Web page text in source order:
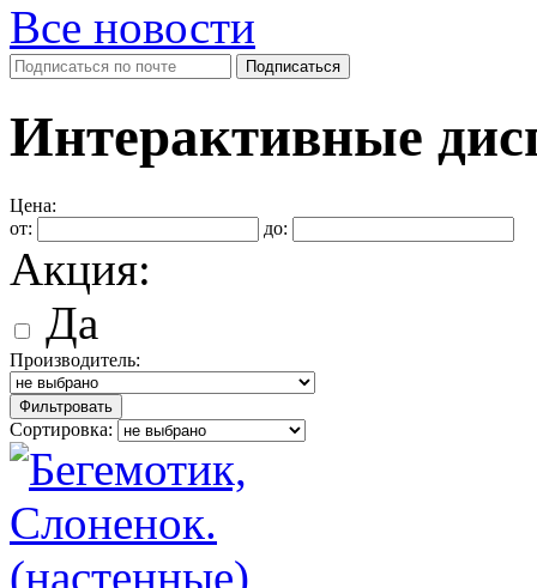
Все новости
Интерактивные
Цена:
от:
до:
Акция:
Да
Производитель:
Фильтровать
Сортировка: